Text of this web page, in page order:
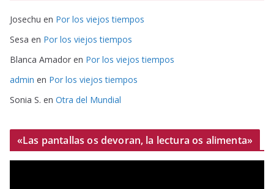
Josechu en Por los viejos tiempos
Sesa en Por los viejos tiempos
Blanca Amador en Por los viejos tiempos
admin en Por los viejos tiempos
Sonia S. en Otra del Mundial
«Las pantallas os devoran, la lectura os alimenta»